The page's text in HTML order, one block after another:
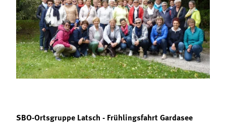
Mitgliedschaft
Landessekretariat
Bäuerliche Buffets
Hofgeschichten
SBO-Ortsgruppe Latsch - Frühlingsfahrt Gardasee